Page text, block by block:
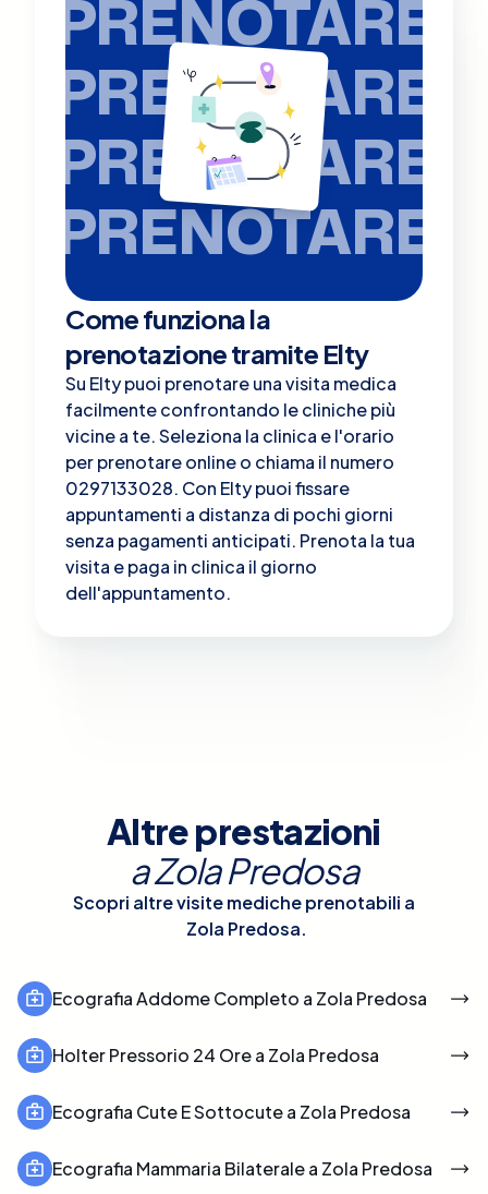
PRENOTARE
PRENOTARE
PRENOTARE
PRENOTARE
Come funziona la
prenotazione tramite Elty
Su Elty puoi prenotare una visita medica
facilmente confrontando le cliniche più
vicine a te. Seleziona la clinica e l'orario
per prenotare online o chiama il numero
0297133028. Con Elty puoi fissare
appuntamenti a distanza di pochi giorni
senza pagamenti anticipati. Prenota la tua
visita e paga in clinica il giorno
dell'appuntamento.
Altre prestazioni
aZola Predosa
Scopri altre visite mediche prenotabili a
Zola Predosa.
Ecografia Addome Completo a Zola Predosa
Holter Pressorio 24 Ore a Zola Predosa
Ecografia Cute E Sottocute a Zola Predosa
Ecografia Mammaria Bilaterale a Zola Predosa